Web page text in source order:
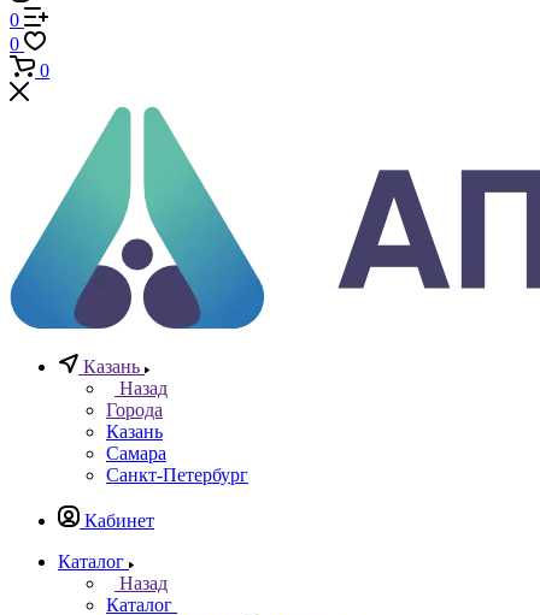
+7 (812) 640-40-13
По всем вопросам
8 800 777 20 78
Отдел неразрушающего контроля
+7 965 786 38 77
Отдел контрольно измерительных приборов
Заказать звонок
0
0
0